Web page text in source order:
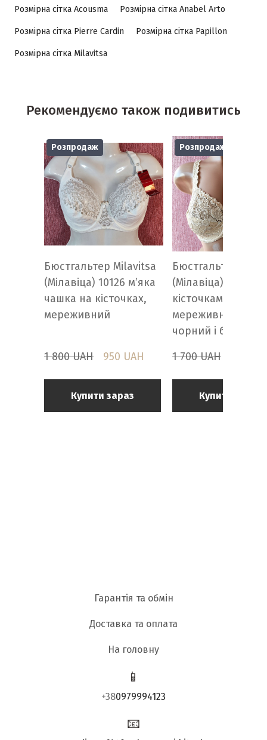
Розмірна сітка Acousma Розмірна сітка Anabel Arto
Розмірна сітка Pierre Cardin Розмірна сітка Papillon
Розмірна сітка Milavitsa
Рекомендуємо також подивитись
Розпродаж
Бюстгальтер Milavitsa
(Мілавіца) 10126 м’яка
чашка на кісточках,
мереживний
1 800 UAH 950 UAH
Купити зараз
Розпродаж
Бюстгальтер
(Мілавіца) 11726 з
кісточками,
мереживний, 75B
чорний і бежевий
1 700 UAH
Купити зараз
Гарантія та обмін
Доставка та оплата
На головну
📱
+380979994123
📧